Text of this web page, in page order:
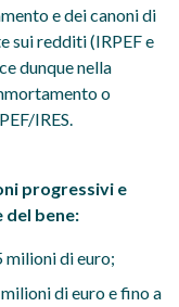
e dei canoni di
sui redditi (IRPEF e
dunque nella
o
IRES.
progressivi e
del bene:
milioni di euro;
di euro e fino a